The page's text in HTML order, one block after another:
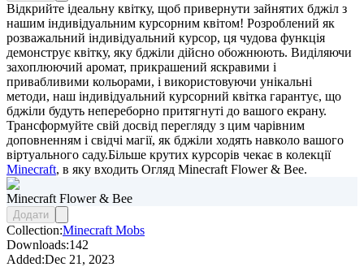
Відкрийте ідеальну квітку, щоб привернути зайнятих бджіл з
нашим індивідуальним курсорним квітом! Розроблений як
розважальний індивідуальний курсор, ця чудова функція
демонструє квітку, яку бджіли дійсно обожнюють. Виділяючи
захоплюючий аромат, прикрашений яскравими і
привабливими кольорами, і використовуючи унікальні
методи, наш індивідуальний курсорний квітка гарантує, що
бджіли будуть непереборно притягнуті до вашого екрану.
Трансформуйте свій досвід перегляду з цим чарівним
доповненням і свідчі магії, як бджіли ходять навколо вашого
віртуального саду.Більше крутих курсорів чекає в колекції
Minecraft, в яку входить Огляд Minecraft Flower & Bee.
Minecraft Flower & Bee
Додати
Collection:Minecraft Mobs
Downloads:142
Added:Dec 21, 2023